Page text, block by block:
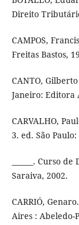
Direito
CAMPOS,
Freitas Bastos,
CANTO,
Janeiro: Editora
CARVALHO,
3. ed. São
______. Curso
Saraiva, 2002.
CARRIÓ,
Aires : Abeledo-